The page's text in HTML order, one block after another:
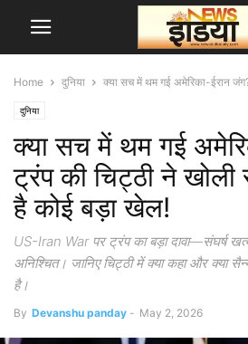
Home दुनिया क्या सच में थम गई अमेरिका-ईरान
दुनिया
क्या सच में थम गई
ट्रंप की चिट्ठी ने खोली
है कोई बड़ा खेल!
US-Iran War पर ट्रंप का बड़ा दावा—संघर्ष
अनिश्चित। जानिए चिट्ठी में क्या कहा और क्या
है।
By Devanshu panday - May 2, 2026